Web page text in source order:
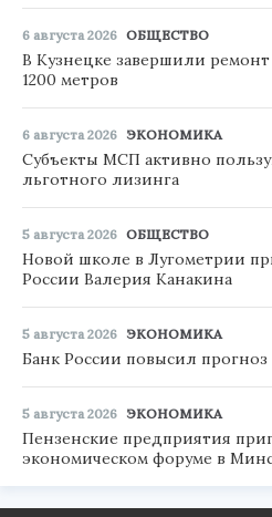
6 августа 2026 ОБЩЕСТВО
В Кузнецке завершили
1200 метров
6 августа 2026 ЭКОНОМИКА
Субъекты МСП активно
льготного лизинга
5 августа 2026 ОБЩЕСТВО
Новой школе в Лугометрии
России Валерия Канакина
5 августа 2026 ЭКОНОМИКА
Банк России повысил
5 августа 2026 ЭКОНОМИКА
Пензенские предприятия
экономическом форуме в